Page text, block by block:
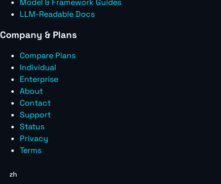
Model & Framework Guides
LLM-Readable Docs
Company & Plans
Compare Plans
Individual
Enterprise
About
Contact
Support
Status
Privacy
Terms
zh